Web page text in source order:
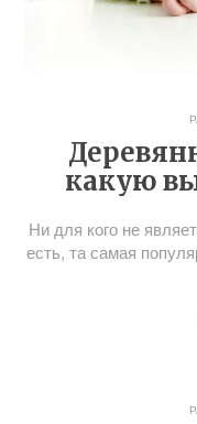
какую
Ни для кого не
есть, та самая